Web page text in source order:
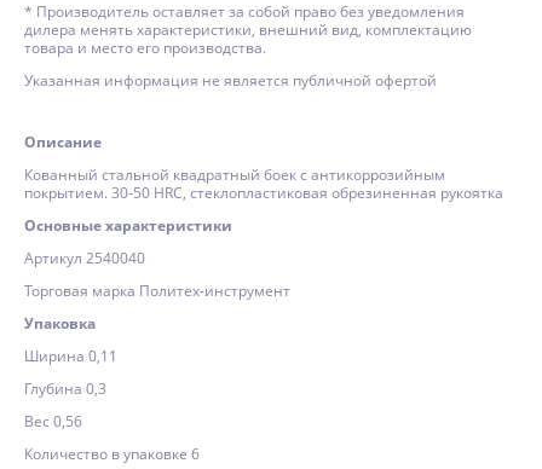
* Производитель оставляет за собой право без уведомления
дилера менять характеристики, внешний вид, комплектацию
товара и место его производства.
Указанная информация не является публичной офертой
Описание
Кованный стальной квадратный боек с антикоррозийным
покрытием. 30-50 HRC, стеклопластиковая обрезиненная рукоятка
Основные характеристики
Артикул 2540040
Торговая марка Политех-инструмент
Упаковка
Ширина 0,11
Глубина 0,3
Вес 0,56
Количество в упаковке 6